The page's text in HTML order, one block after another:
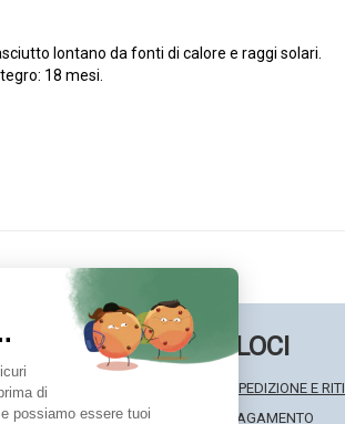
lontano da fonti di calore e raggi solari.
18 mesi.
LINK VELOCI
MODALITÀ DI SPEDIZIONE E
MODALITÀ DI PAGAMENTO